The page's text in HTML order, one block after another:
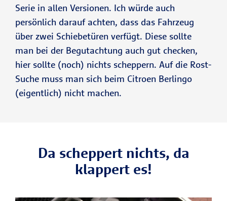
Serie in allen Versionen. Ich würde auch
persönlich darauf achten, dass das Fahrzeug
über zwei Schiebetüren verfügt. Diese sollte
man bei der Begutachtung auch gut checken,
hier sollte (noch) nichts scheppern. Auf die Rost-
Suche muss man sich beim Citroen Berlingo
(eigentlich) nicht machen.
Da scheppert nichts, da
klappert es!